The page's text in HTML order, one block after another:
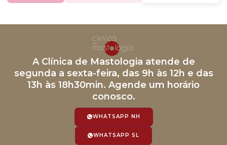
A Clínica de Mastologia atende de
segunda a sexta-feira, das 9h às 12h e das
13h às 18h30min. Agende um horário
conosco.
WHATSAPP NH
WHATSAPP SL